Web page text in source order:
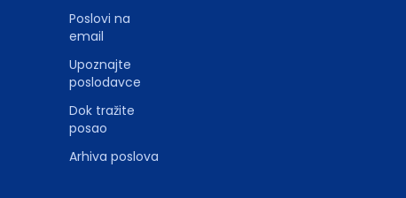
Poslovi na
email
Upoznajte
poslodavce
Dok tražite
posao
Arhiva poslova